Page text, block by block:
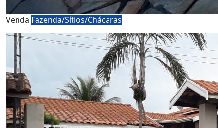
Venda Fazenda/Sítios/Chácaras